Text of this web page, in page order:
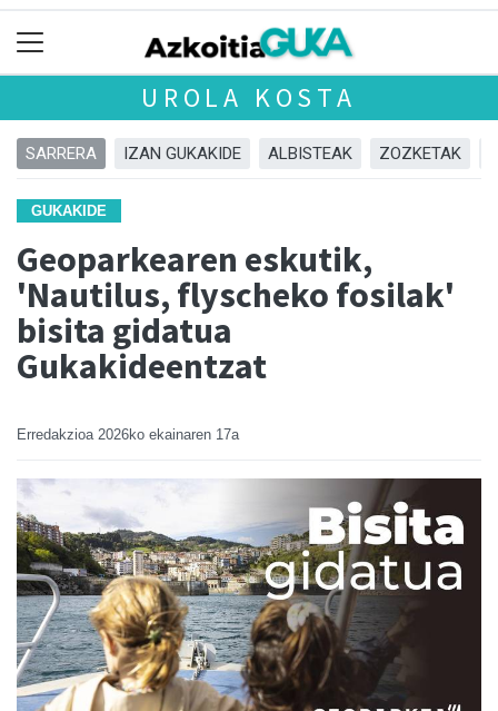
UROLA KOSTA
SARRERA IZAN GUKAKIDE ALBISTEAK ZOZKETAK
GUKAKIDE
Geoparkearen eskutik,
'Nautilus, flyscheko fosilak'
bisita gidatua
Gukakideentzat
Erredakzioa 2026ko ekainaren 17a